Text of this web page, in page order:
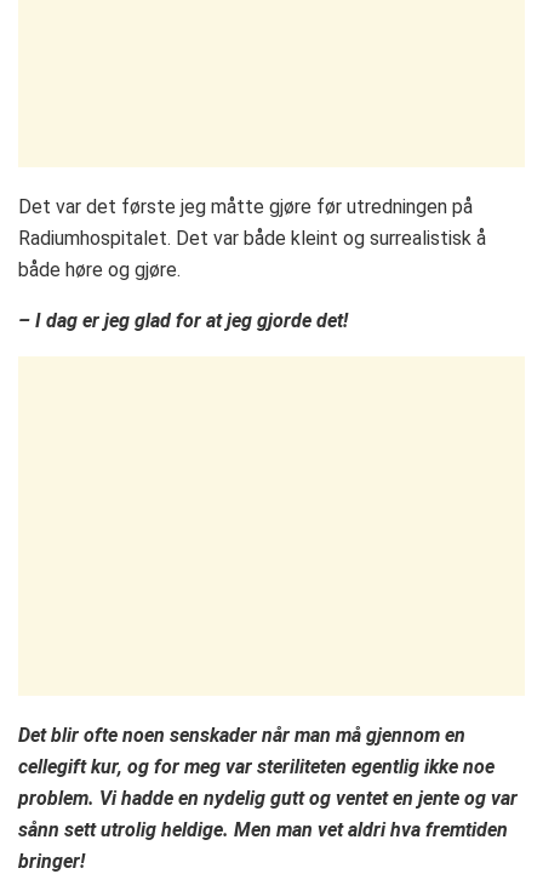
Det var det første jeg måtte gjøre før utredningen på
Radiumhospitalet. Det var både kleint og surrealistisk å
både høre og gjøre.
– I dag er jeg glad for at jeg gjorde det!
Det blir ofte noen senskader når man må gjennom en
cellegift kur, og for meg var steriliteten egentlig ikke noe
problem. Vi hadde en nydelig gutt og ventet en jente og var
sånn sett utrolig heldige. Men man vet aldri hva fremtiden
bringer!